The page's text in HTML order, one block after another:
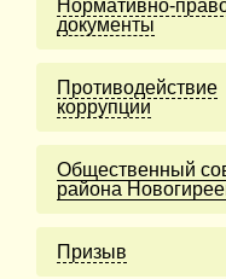
Нормативно-
документы
Противодействие
коррупции
Общественный
района
Призыв